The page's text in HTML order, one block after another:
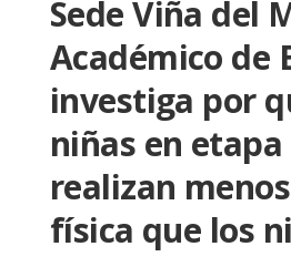
Sede Viña del
Académico de
investiga por
niñas en
realizan
física que los